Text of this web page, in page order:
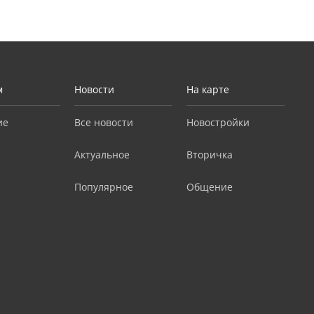
Новости
Все новости
Актуальное
Популярное
На карте
Новостройки
Вторичка
Общение